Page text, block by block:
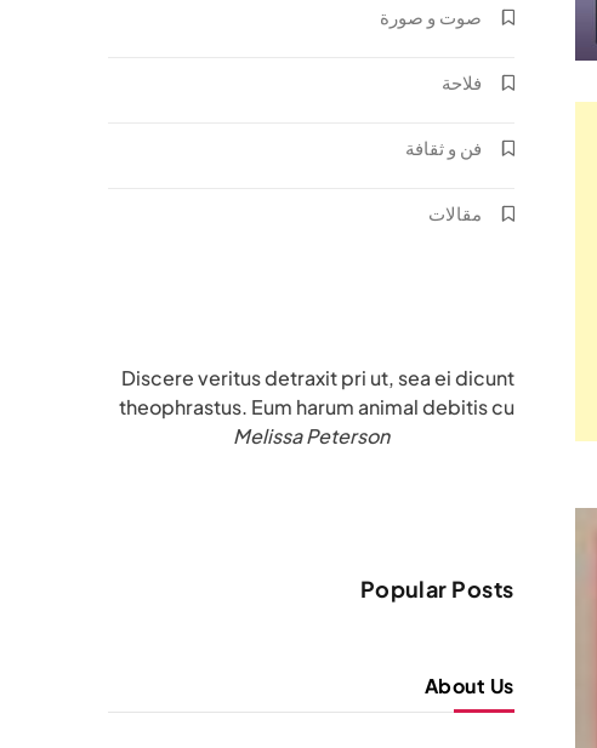
صوت و صورة
فلاحة
فن و ثقافة
مقالات
Discere veritus detraxit pri ut, sea ei dicunt
theophrastus. Eum harum animal debitis cu
Melissa Peterson
Popular Posts
About Us